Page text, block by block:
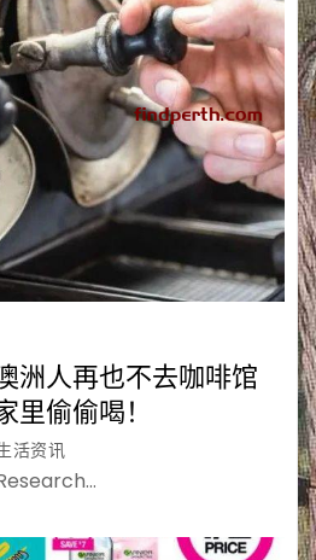
洲人再也不去咖啡馆
里偷偷喝！
活资讯